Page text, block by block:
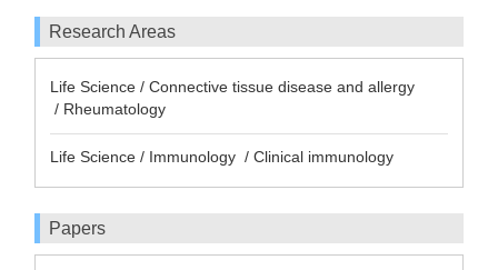
Research Areas
Life Science / Connective tissue disease and allergy
/ Rheumatology
Life Science / Immunology / Clinical immunology
Papers